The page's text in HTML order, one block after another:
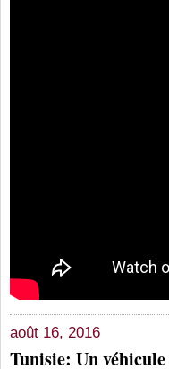
août 16, 2016
Tunisie: Un